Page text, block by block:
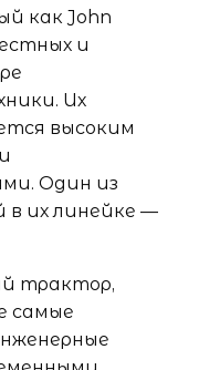
как John
и
Их
высоким
Один из
в их линейке —
трактор,
самые